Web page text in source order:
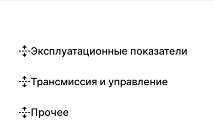
Эксплуатационные показатели
Трансмиссия и управление
Прочее